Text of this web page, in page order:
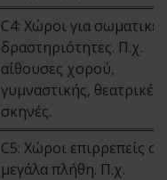
C4: Χώροι για σωματικές
δραστηριότητες. Π.χ.
αίθουσες χορού,
γυμναστικής, θεατρικές
σκηνές.
C5: Χώροι επιρρεπείς σε
μεγάλα πλήθη. Π.χ.